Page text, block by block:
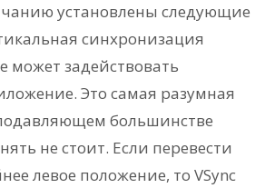
установлены следующие
синхронизация
может задействовать
Это самая разумная
большинстве
не стоит. Если перевести
левое положение, то VSync